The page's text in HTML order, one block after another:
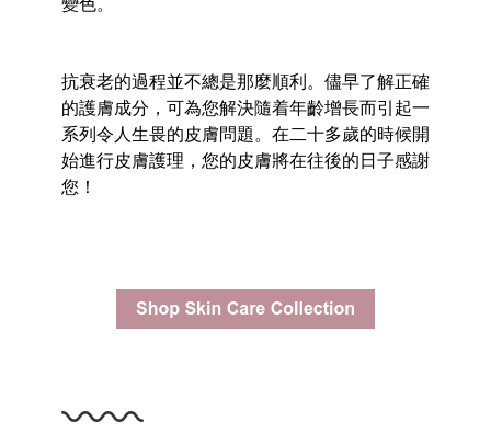
抗衰老的過程並不總是那麼順利。儘早了解正確
的護膚成分，可為您解決隨着年齡增長而引起一
系列令人生畏的皮膚問題。在二十多歲的時候開
始進行皮膚護理，您的皮膚將在往後的日子感謝
您！